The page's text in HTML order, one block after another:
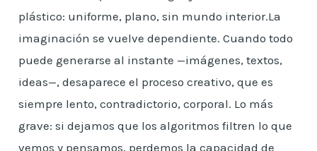
plástico: uniforme, plano, sin mundo interior.La
imaginación se vuelve dependiente. Cuando todo
puede generarse al instante —imágenes, textos,
ideas—, desaparece el proceso creativo, que es
siempre lento, contradictorio, corporal. Lo más
grave: si dejamos que los algoritmos filtren lo que
vemos y pensamos, perdemos la capacidad de